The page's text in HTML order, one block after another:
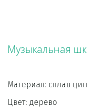
Музыкальная
Цвет: дерево